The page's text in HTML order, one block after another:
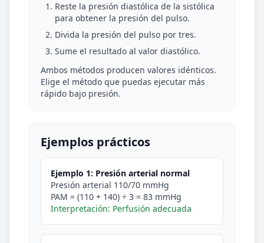
Reste la presión diastólica de la sistólica
para obtener la presión del pulso.
Divida la presión del pulso por tres.
Sume el resultado al valor diastólico.
Ambos métodos producen valores idénticos.
Elige el método que puedas ejecutar más
rápido bajo presión.
Ejemplos prácticos
Ejemplo 1: Presión arterial normal
Presión arterial 110/70 mmHg
PAM = (110 + 140) ÷ 3 = 83 mmHg
Interpretación: Perfusión adecuada